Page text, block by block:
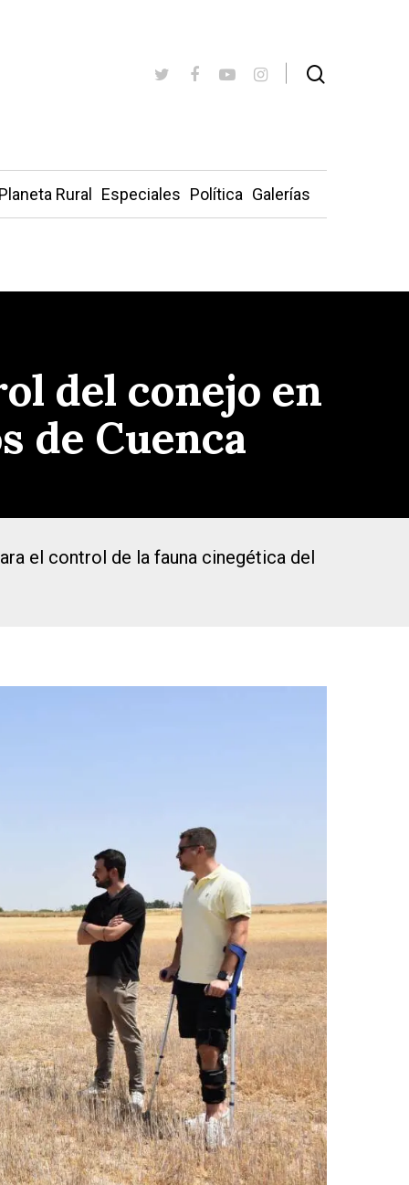
Rural Especiales Política Galerías
del conejo en
de Cuenca
el control de la fauna cinegética del